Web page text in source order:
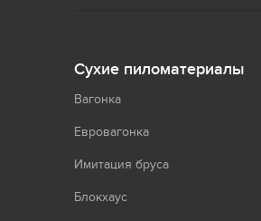
Сухие пиломатериалы
Вагонка
Евровагонка
Имитация бруса
Блокхаус